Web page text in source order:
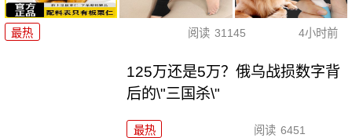
最热 阅读 31145 4小时前
125万还是5万？俄乌战损数字背
后的\"三国杀\"
最热 阅读 6451